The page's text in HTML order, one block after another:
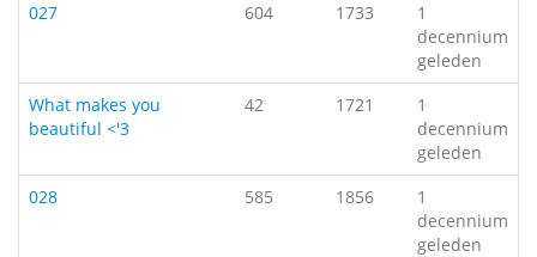
027
604 1733
1
decennium
geleden
What makes you
beautiful <'3
42 1721
1
decennium
geleden
028
585 1856
1
decennium
geleden